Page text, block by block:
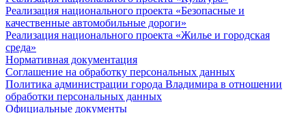
Реализация национального проекта «Безопасные и
качественные автомобильные дороги»
Реализация национального проекта «Жилье и городская
среда»
Нормативная документация
Соглашение на обработку персональных данных
Политика администрации города Владимира в отношении
обработки персональных данных
Официальные документы